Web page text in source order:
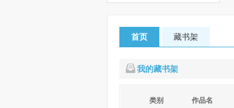
首页 藏书架
我的藏书架
类别 作品名